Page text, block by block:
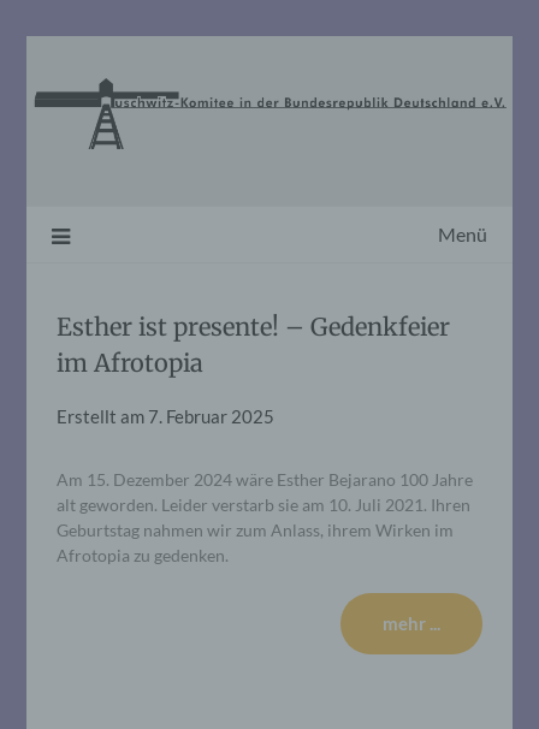
Menü
Esther ist presente! – Gedenkfeier
im Afrotopia
Erstellt am 7. Februar 2025
Am 15. Dezember 2024 wäre Esther Bejarano 100 Jahre
alt geworden. Leider verstarb sie am 10. Juli 2021. Ihren
Geburtstag nahmen wir zum Anlass, ihrem Wirken im
Afrotopia zu gedenken.
mehr ...